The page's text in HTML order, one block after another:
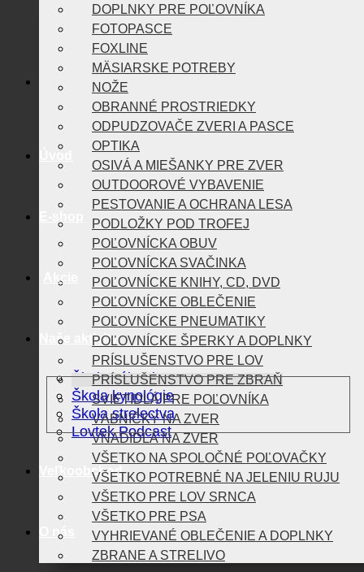
Akcie
Naše aktivity
Škola vábenia
Škola kynológie
Škola strelectva
Lovtek Podcast
Veľkoobchod
O nás
DOPLNKY PRE POĽOVNÍKA
FOTOPASCE
FOXLINE
MÄSIARSKE POTREBY
NOŽE
OBRANNÉ PROSTRIEDKY
ODPUDZOVAČE ZVERI A PASCE
OPTIKA
OSIVÁ A MIEŠANKY PRE ZVER
OUTDOOROVÉ VYBAVENIE
PESTOVANIE A OCHRANA LESA
PODLOŽKY POD TROFEJ
POĽOVNÍCKA OBUV
POĽOVNÍCKA SVAČINKA
POĽOVNÍCKE KNIHY, CD, DVD
POĽOVNÍCKE OBLEČENIE
POĽOVNÍCKE PNEUMATIKY
POĽOVNÍCKE ŠPERKY A DOPLNKY
PRÍSLUŠENSTVO PRE LOV
PRÍSLUŠENSTVO PRE ZBRAŇ
SVIETIDLÁ PRE POĽOVNÍKA
VÁBNIČKY NA ZVER
VNADIDLÁ NA ZVER
VŠETKO NA SPOLOČNÉ POĽOVAČKY
VŠETKO POTREBNÉ NA JELENIU RUJU
VŠETKO PRE LOV SRNCA
VŠETKO PRE PSA
VYHRIEVANÉ OBLEČENIE A DOPLNKY
ZBRANE A STRELIVO